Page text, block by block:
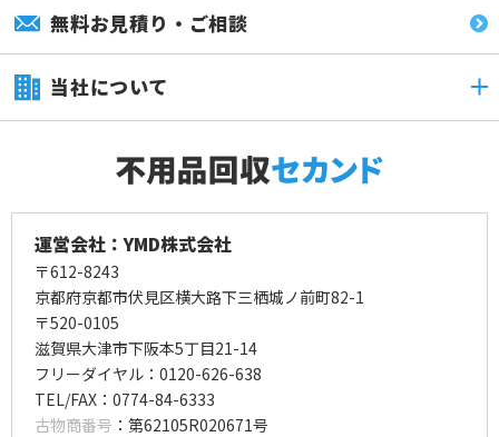
無料お見積り・ご相談
当社について
運営会社：YMD株式会社
〒612-8243
京都府京都市伏見区横大路下三栖城ノ前町82-1
〒520-0105
滋賀県大津市下阪本5丁目21-14
フリーダイヤル：0120-626-638
TEL/FAX：0774-84-6333
古物商番号 ：第62105R020671号